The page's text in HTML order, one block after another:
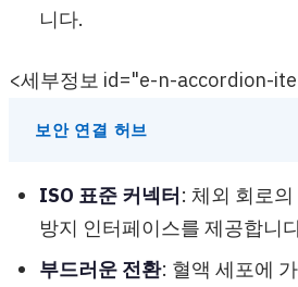
니다.
<세부정보 id="e-n-accordion-
보안 연결 허브
ISO 표준 커넥터: 체외 회로
방지 인터페이스를 제공합니
부드러운 전환: 혈액 세포에